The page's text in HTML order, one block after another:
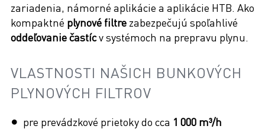
zariadenia, námorné aplikácie a aplikácie HTB. Ako
kompaktné plynové filtre zabezpečujú spoľahlivé
oddeľovanie častícv systémoch na prepravu plynu.
VLASTNOSTI NAŠICH BUNKOVÝCH
PLYNOVÝCH FILTROV
pre prevádzkové prietoky do cca 1 000 m³/h